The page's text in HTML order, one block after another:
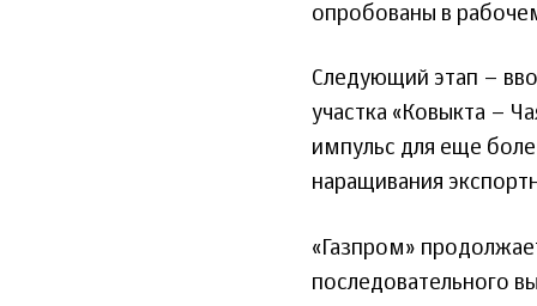
опробованы в
Следующий этап –
участка «Ковыкта –
импульс для еще
наращивания
«Газпром»
последовательного